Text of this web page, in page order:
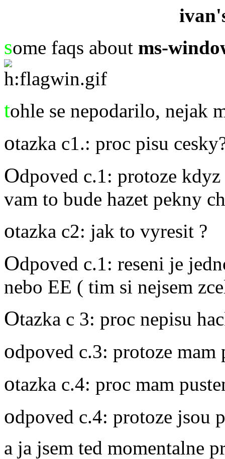
some faqs about ms-
tohle se nepodarilo, nejak
otazka c1.: proc pisu
Odpoved c.1: protoze
vam to bude hazet pekny
otazka c2: jak to vyresit ?
Odpoved c.1: reseni je
nebo EE ( tim si nejsem
Otazka c 3: proc nepisu
odpoved c.3: protoze
otazka c.4: proc mam
odpoved c.4: protoze jsou
a ja jsem ted momentalne